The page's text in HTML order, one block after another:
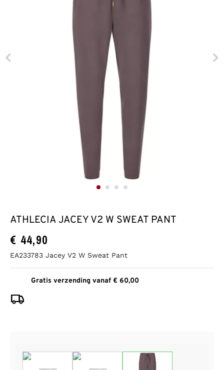
ATHLECIA JACEY V2 W SWEAT PANT
€ 44,90
EA233783 Jacey V2 W Sweat Pant
Gratis verzending vanaf € 60,00